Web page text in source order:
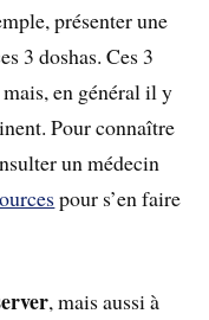
présenter une
3 doshas. Ces 3
en général il y
Pour connaître
un médecin
pour s’en faire
, mais aussi à